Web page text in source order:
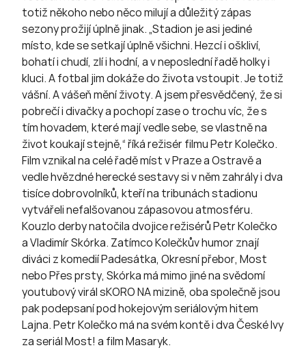
totiž někoho nebo něco milují a důležitý zápas
sezony prožijí úplně jinak. „Stadion je asi jediné
místo, kde se setkají úplně všichni. Hezcí i oškliví,
bohatí i chudí, zlí i hodní, a v neposlední řadě holky i
kluci. A fotbal jim dokáže do života vstoupit. Je totiž
vášní. A vášeň mění životy. A jsem přesvědčený, že si
pobrečí i divačky a pochopí zase o trochu víc, že s
tím hovadem, které mají vedle sebe, se vlastně na
život koukají stejně,“ říká režisér filmu Petr Kolečko.
Film vznikal na celé řadě míst v Praze a Ostravě a
vedle hvězdné herecké sestavy si v něm zahrály i dva
tisíce dobrovolníků, kteří na tribunách stadionu
vytvářeli nefalšovanou zápasovou atmosféru.
Kouzlo derby natočila dvojice režisérů Petr Kolečko
a Vladimír Skórka. Zatímco Kolečkův humor znají
diváci z komedií Padesátka, Okresní přebor, Most
nebo Přes prsty, Skórka má mimo jiné na svědomí
youtubový virál sKORO NA mizině, oba společně jsou
pak podepsaní pod hokejovým seriálovým hitem
Lajna. Petr Kolečko má na svém kontě i dva České lvy
za seriál Most! a film Masaryk.